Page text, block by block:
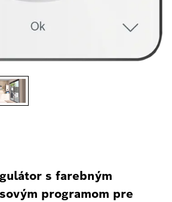
s farebným
programom pre